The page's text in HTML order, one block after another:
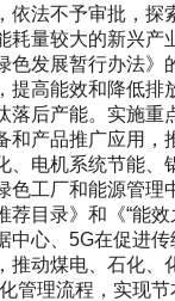
依法不予审批，探
耗量较大的新兴产
色发展暂行办法》
提高能效和降低排
落后产能。实施重
和产品推广应用，
、电机系统节能、
色工厂和能源管理
荐目录》和《“能效
中心、5G在促进
推动煤电、石化、
管理流程，实现